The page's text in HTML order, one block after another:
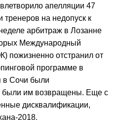
апелляции 47
тренеров на недопуск к
арбитраж в Лозанне
Международный
пожизненно отстранил от
программе в
в Сочи были
были им возвращены. Еще с
дисквалификации,
2018.